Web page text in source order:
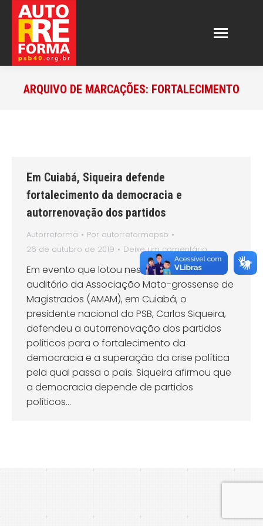
ARQUIVO DE MARCAÇÕES: FORTALECIMENTO
Em Cuiabá, Siqueira defende
fortalecimento da democracia e
autorrenovação dos partidos
Autorreforma Por autorreformapsb
26 de outubro de 2019
Deixe um comentário
Em evento que lotou neste sábado (26) o
auditório da Associação Mato-grossense de
Magistrados (AMAM), em Cuiabá, o
presidente nacional do PSB, Carlos Siqueira,
defendeu a autorrenovação dos partidos
políticos para o fortalecimento da
democracia e a superação da crise política
pela qual passa o país. Siqueira afirmou que
a democracia depende de partidos
políticos…